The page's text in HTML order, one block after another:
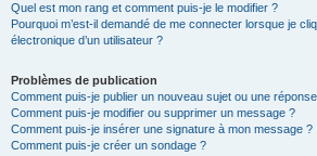
Quel est mon rang et comment puis-je le modifier ?
Pourquoi m’est-il demandé de me connecter lorsque je
électronique d’un utilisateur ?
Problèmes de publication
Comment puis-je publier un nouveau sujet ou une
Comment puis-je modifier ou supprimer un message ?
Comment puis-je insérer une signature à mon message ?
Comment puis-je créer un sondage ?